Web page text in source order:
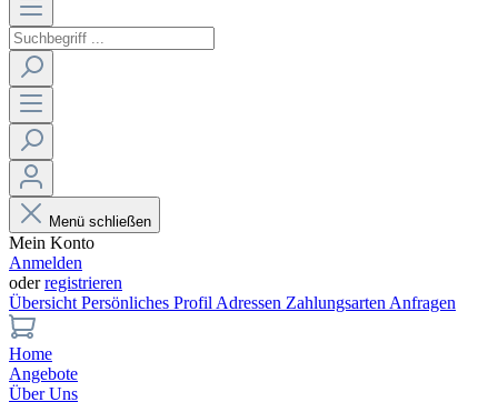
Menü schließen
Mein Konto
Anmelden
oderregistrieren
Übersicht Persönliches Profil Adressen Zahlungsarten Anfragen
Home
Angebote
Über Uns